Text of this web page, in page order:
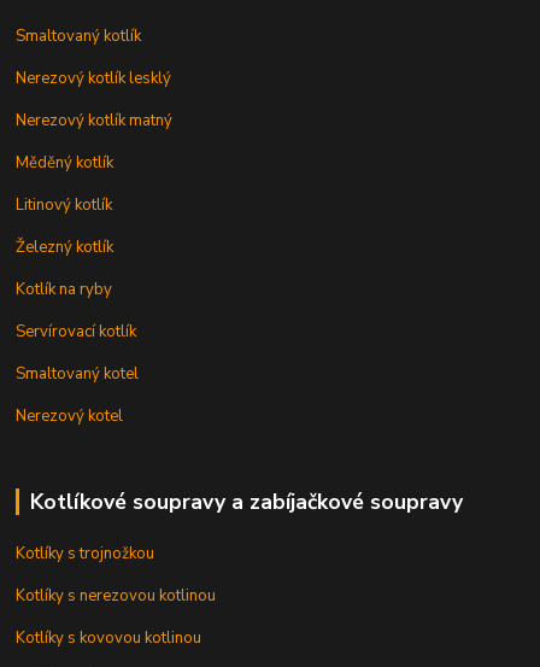
Smaltovaný kotlík
Nerezový kotlík lesklý
Nerezový kotlík matný
Měděný kotlík
Litinový kotlík
Železný kotlík
Kotlík na ryby
Servírovací kotlík
Smaltovaný kotel
Nerezový kotel
Kotlíkové soupravy a zabíjačkové soupravy
Kotlíky s trojnožkou
Kotlíky s nerezovou kotlinou
Kotlíky s kovovou kotlinou